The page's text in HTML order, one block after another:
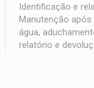
Identificação e
Manutenção
água,
relatório e